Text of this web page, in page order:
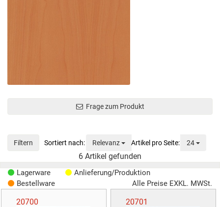
Frage zum Produkt
Filtern Relevanz Sortierung 24
6 Artikel gefunden
Lagerware
Anlieferung/Produktion
Bestellware
Alle Preise EXKL. MWSt.
20700 20701